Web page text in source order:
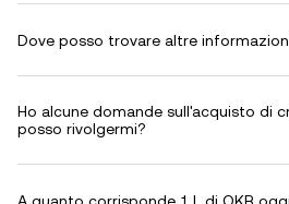
Dove posso trovare altre
Ho alcune domande sull'acquisto di
posso rivolgermi?
A quanto corrisponde 1 L di OKB